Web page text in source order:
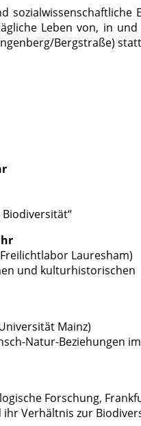
sozialwissenschaftliche
Leben von, in
Bergstraße)
Lauresham)
und kulturhistorischen
Mainz)
Natur-Beziehungen im
Forschung,
Verhältnis zur